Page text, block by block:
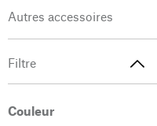
Autres accessoires
Filtre
Couleur